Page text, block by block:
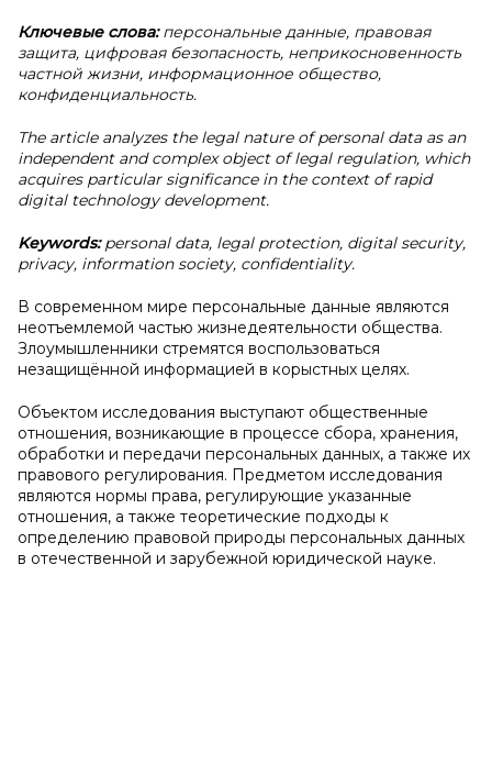
Ключевые слова:персональные данные, правовая
защита, цифровая безопасность, неприкосновенность
частной жизни, информационное общество,
конфиденциальность.
The article analyzes the legal nature of personal data as an
independent and complex object of legal regulation, which
acquires particular significance in the context of rapid
digital technology development.
Keywords:personal data, legal protection, digital security,
privacy, information society, confidentiality.
В современном мире персональные данные являются
неотъемлемой частью жизнедеятельности общества.
Злоумышленники стремятся воспользоваться
незащищённой информацией в корыстных целях.
Объектом исследования выступают общественные
отношения, возникающие в процессе сбора, хранения,
обработки и передачи персональных данных, а также их
правового регулирования. Предметом исследования
являются нормы права, регулирующие указанные
отношения, а также теоретические подходы к
определению правовой природы персональных данных
в отечественной и зарубежной юридической науке.